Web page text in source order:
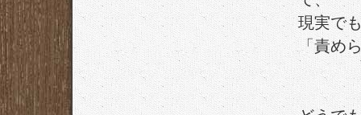
現実で
「責め